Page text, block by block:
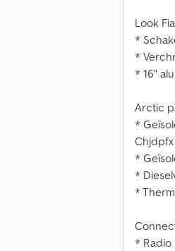
Look
*
*
* 16"
Arctic
*
*
*
*
* Radio